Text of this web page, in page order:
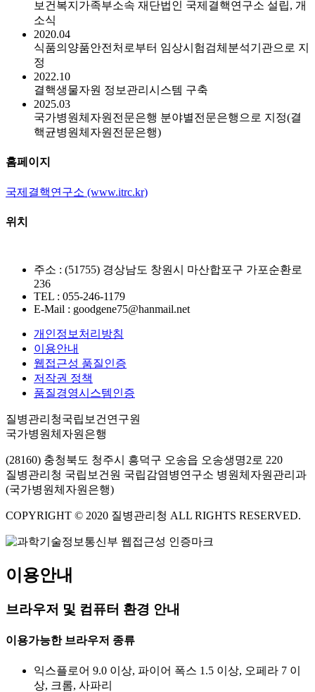
보건복지가족부소속 재단법인 국제결핵연구소 설립, 개
소식
2020.04
식품의양품안전처로부터 임상시험검체분석기관으로 지
정
2022.10
결핵생물자원 정보관리시스템 구축
2025.03
국가병원체자원전문은행 분야별전문은행으로 지정(결
핵균병원체자원전문은행)
홈페이지
국제결핵연구소 (www.itrc.kr)
위치
주소 : (51755) 경상남도 창원시 마산합포구 가포순환로
236
TEL : 055-246-1179
E-Mail : goodgene75@hanmail.net
개인정보처리방침
이용안내
웹접근성 품질인증
저작권 정책
품질경영시스템인증
질병관리청국립보건연구원
국가병원체자원은행
(28160) 충청북도 청주시 흥덕구 오송읍 오송생명2로 220
질병관리청 국립보건원 국립감염병연구소 병원체자원관리과
(국가병원체자원은행)
COPYRIGHT © 2020 질병관리청 ALL RIGHTS RESERVED.
이용안내
브라우저 및 컴퓨터 환경 안내
이용가능한 브라우저 종류
익스플로어 9.0 이상, 파이어 폭스 1.5 이상, 오페라 7 이
상, 크롬, 사파리